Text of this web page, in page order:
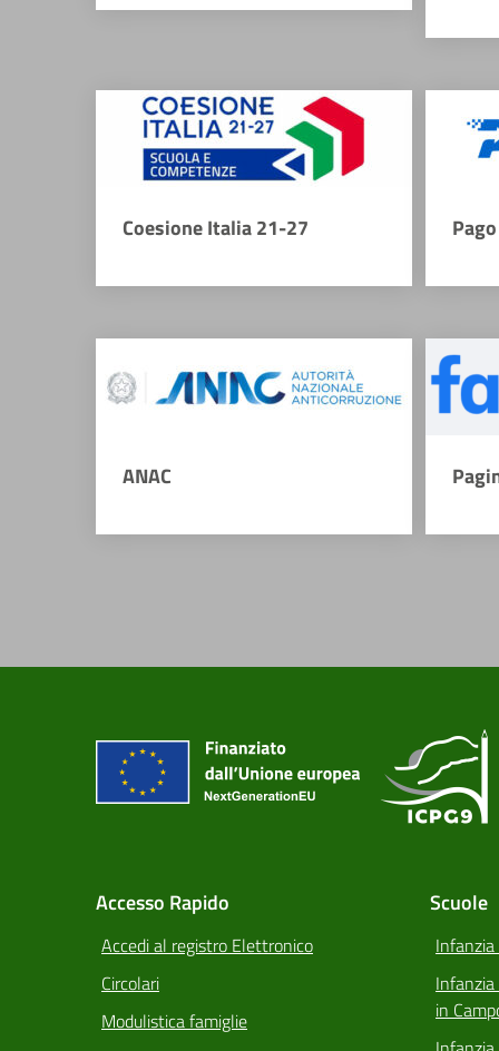
Coesione Italia 21-27
ANAC
Accesso Rapido
Accedi al registro Elettronico
Circolari
Modulistica famiglie
Scuole
in